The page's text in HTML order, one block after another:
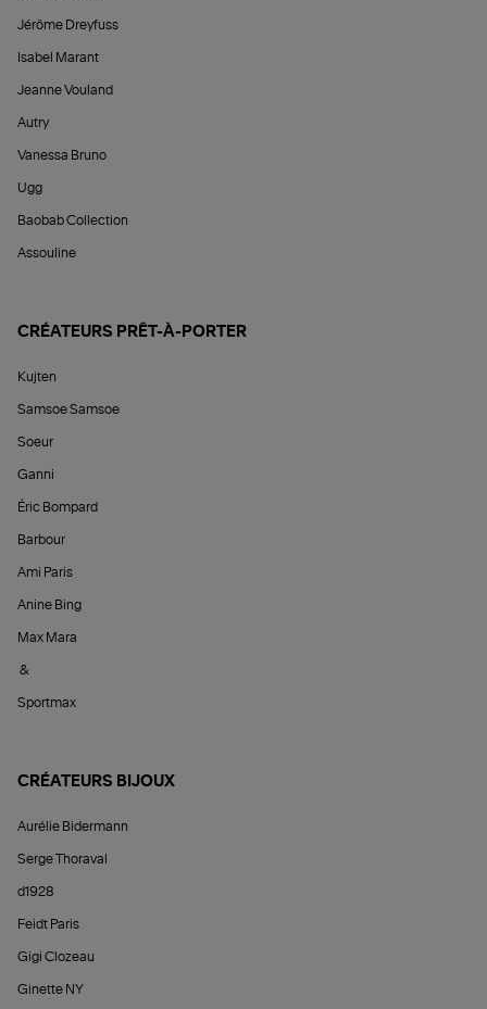
Jérôme Dreyfuss
Isabel Marant
Jeanne Vouland
Autry
Vanessa Bruno
Ugg
Baobab Collection
Assouline
CRÉATEURS PRÊT-À-PORTER
Kujten
Samsoe Samsoe
Soeur
Ganni
Éric Bompard
Barbour
Ami Paris
Anine Bing
Max Mara
&
Sportmax
CRÉATEURS BIJOUX
Aurélie Bidermann
Serge Thoraval
d1928
Feidt Paris
Gigi Clozeau
Ginette NY